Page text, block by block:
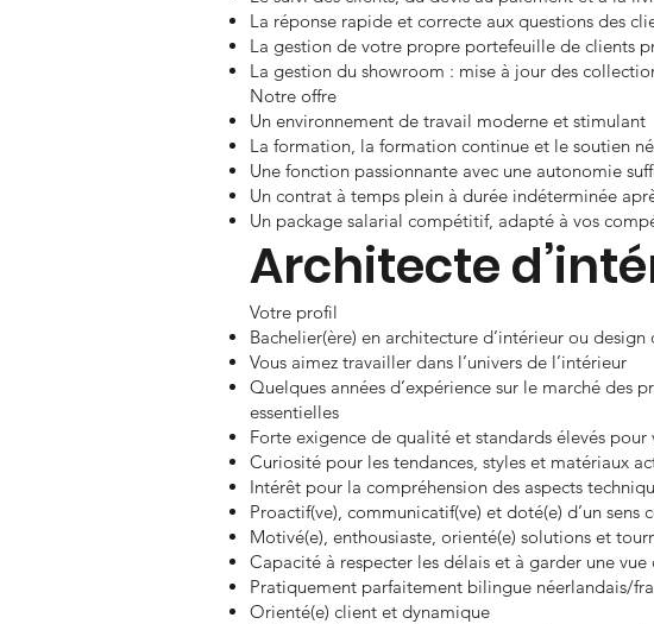
La réponse rapide et correcte aux questions des
La gestion de votre propre portefeuille de clients
La gestion du showroom : mise à jour des
Notre offre
Un environnement de travail moderne et stimulant
La formation, la formation continue et le soutien
Une fonction passionnante avec une autonomie
Un contrat à temps plein à durée indéterminée
Un package salarial compétitif, adapté à vos
Architecte
Votre profil
Bachelier(ère) en architecture d’intérieur ou
Vous aimez travailler dans l’univers de l’intérieur
Quelques années d’expérience sur le marché des
essentielles
Forte exigence de qualité et standards élevés
Curiosité pour les tendances, styles et matériaux
Intérêt pour la compréhension des aspects
Proactif(ve), communicatif(ve) et doté(e) d’un sens
Motivé(e), enthousiaste, orienté(e) solutions et
Capacité à respecter les délais et à garder une vue
Pratiquement parfaitement bilingue néerlandais/
Orienté(e) client et dynamique